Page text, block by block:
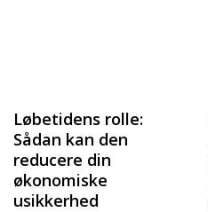
Løbetidens rolle:
Sådan kan den
reducere din
økonomiske
usikkerhed